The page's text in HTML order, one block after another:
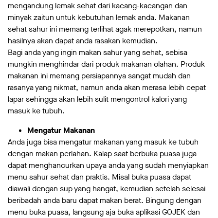
mengandung lemak sehat dari kacang-kacangan dan
minyak zaitun untuk kebutuhan lemak anda. Makanan
sehat sahur ini memang terlihat agak merepotkan, namun
hasilnya akan dapat anda rasakan kemudian.
Bagi anda yang ingin makan sahur yang sehat, sebisa
mungkin menghindar dari produk makanan olahan. Produk
makanan ini memang persiapannya sangat mudah dan
rasanya yang nikmat, namun anda akan merasa lebih cepat
lapar sehingga akan lebih sulit mengontrol kalori yang
masuk ke tubuh.
Mengatur Makanan
Anda juga bisa mengatur makanan yang masuk ke tubuh
dengan makan perlahan. Kalap saat berbuka puasa juga
dapat menghancurkan upaya anda yang sudah menyiapkan
menu sahur sehat dan praktis. Misal buka puasa dapat
diawali dengan sup yang hangat, kemudian setelah selesai
beribadah anda baru dapat makan berat. Bingung dengan
menu buka puasa, langsung aja buka aplikasi GOJEK dan